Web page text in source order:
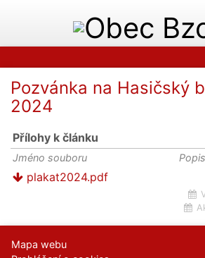
Pozvánka na Hasičský
2024
Přílohy k článku
Jméno souboru Popis
plakat2024.pdf
Mapa webu